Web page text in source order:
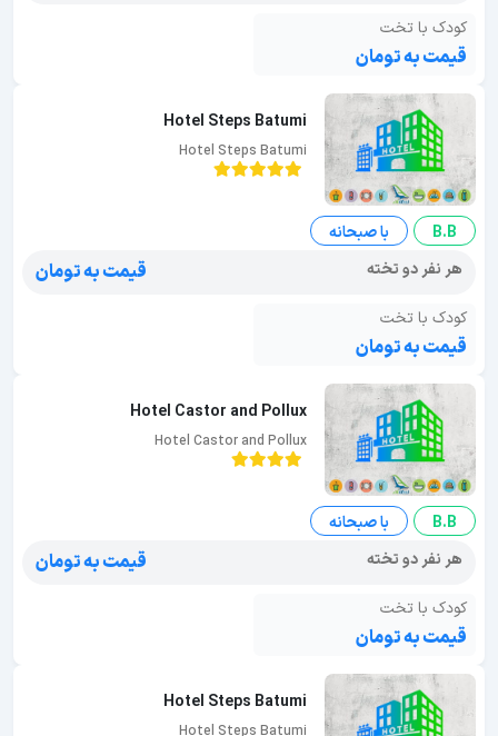
کودک با تخت
قیمت به تومان
Hotel Steps Batumi
Hotel Steps Batumi
B.B
با صبحانه
هر نفر دو تخته
قیمت به تومان
کودک با تخت
قیمت به تومان
Hotel Castor and Pollux
Hotel Castor and Pollux
B.B
با صبحانه
هر نفر دو تخته
قیمت به تومان
کودک با تخت
قیمت به تومان
Hotel Steps Batumi
Hotel Steps Batumi